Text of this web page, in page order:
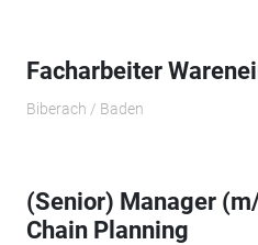
Facharbeiter
Biberach / Baden
(Senior) Manager
Chain Planning